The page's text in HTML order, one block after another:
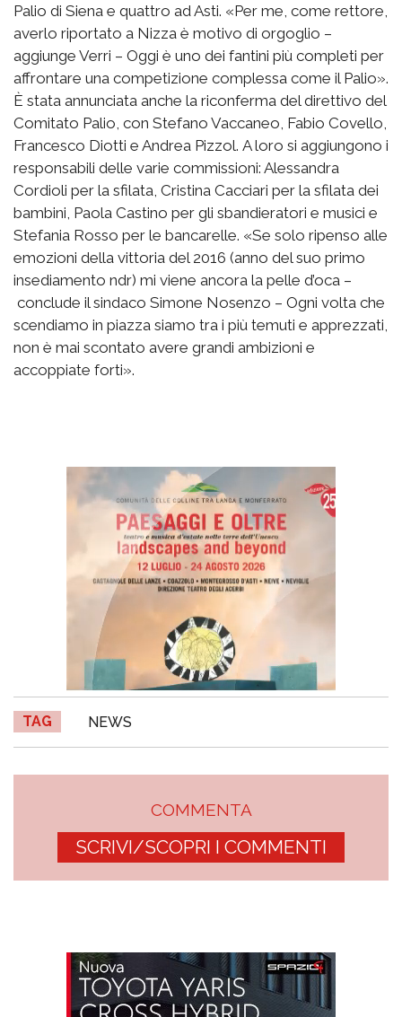
Palio di Siena e quattro ad Asti. «Per me, come rettore,
averlo riportato a Nizza è motivo di orgoglio –
aggiunge Verri – Oggi è uno dei fantini più completi per
affrontare una competizione complessa come il Palio».
È stata annunciata anche la riconferma del direttivo del
Comitato Palio, con Stefano Vaccaneo, Fabio Covello,
Francesco Diotti e Andrea Pizzol. A loro si aggiungono i
responsabili delle varie commissioni: Alessandra
Cordioli per la sfilata, Cristina Cacciari per la sfilata dei
bambini, Paola Castino per gli sbandieratori e musici e
Stefania Rosso per le bancarelle. «Se solo ripenso alle
emozioni della vittoria del 2016 (anno del suo primo
insediamento ndr) mi viene ancora la pelle d’oca –
conclude il sindaco Simone Nosenzo – Ogni volta che
scendiamo in piazza siamo tra i più temuti e apprezzati,
non è mai scontato avere grandi ambizioni e
accoppiate forti».
TAG NEWS
COMMENTA
SCRIVI/SCOPRI I COMMENTI